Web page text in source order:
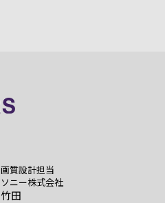
画質設計担当
ソニー株式会社
竹田